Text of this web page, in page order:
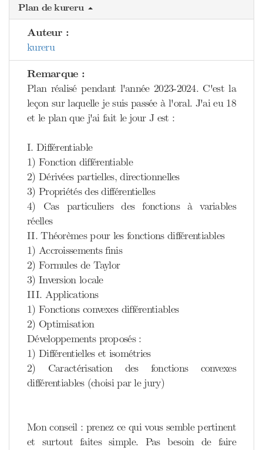
Plan de kureru
Auteur :
kureru
Remarque :
Plan réalisé pendant l'année 2023-2024. C'est la
leçon sur laquelle je suis passée à l'oral. J'ai eu 18
et le plan que j'ai fait le jour J est :
I. Différentiable
1) Fonction différentiable
2) Dérivées partielles, directionnelles
3) Propriétés des différentielles
4) Cas particuliers des fonctions à variables
réelles
II. Théorèmes pour les fonctions différentiables
1) Accroissements finis
2) Formules de Taylor
3) Inversion locale
III. Applications
1) Fonctions convexes différentiables
2) Optimisation
Développements proposés :
1) Différentielles et isométries
2) Caractérisation des fonctions convexes
différentiables (choisi par le jury)
Mon conseil : prenez ce qui vous semble pertinent
et surtout faites simple. Pas besoin de faire